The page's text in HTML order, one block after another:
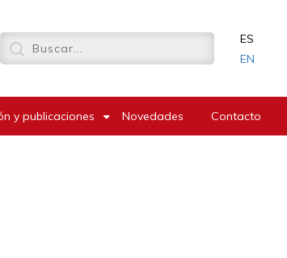
ES
EN
y publicaciones Novedades Contacto